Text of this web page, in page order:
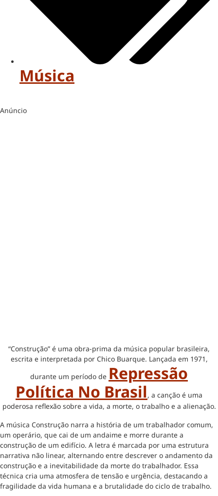
Música
Anúncio
“Construção” é uma obra-prima da música popular brasileira,
escrita e interpretada por Chico Buarque. Lançada em 1971,
durante um período de Repressão
Política No Brasil, a canção é uma
poderosa reflexão sobre a vida, a morte, o trabalho e a alienação.
A música Construção narra a história de um trabalhador comum,
um operário, que cai de um andaime e morre durante a
construção de um edifício. A letra é marcada por uma estrutura
narrativa não linear, alternando entre descrever o andamento da
construção e a inevitabilidade da morte do trabalhador. Essa
técnica cria uma atmosfera de tensão e urgência, destacando a
fragilidade da vida humana e a brutalidade do ciclo de trabalho.